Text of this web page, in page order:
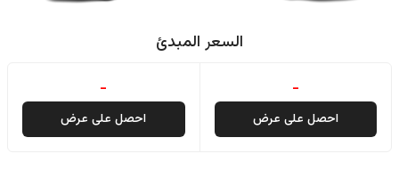
السعر المبدئ
-
احصل على عرض
-
احصل على عرض